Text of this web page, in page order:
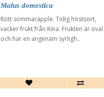
Malus domestica
Rött sommaräpple. Tidig höstsort,
vacker frukt från Kina. Frukten är oval
och har en angenäm syrligh..